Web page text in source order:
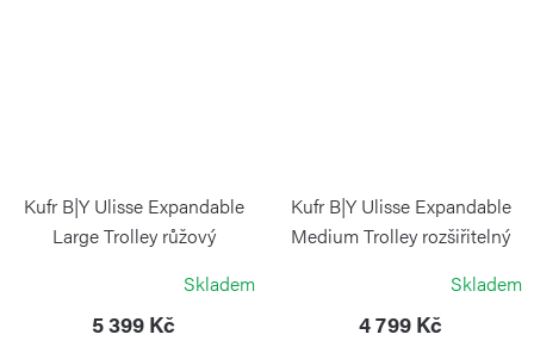
Kufr B|Y Ulisse Expandable
Large Trolley růžový
Skladem
5 399 Kč
Kufr B|Y Ulisse Expandable
Medium Trolley rozšiřitelný
Skladem
4 799 Kč